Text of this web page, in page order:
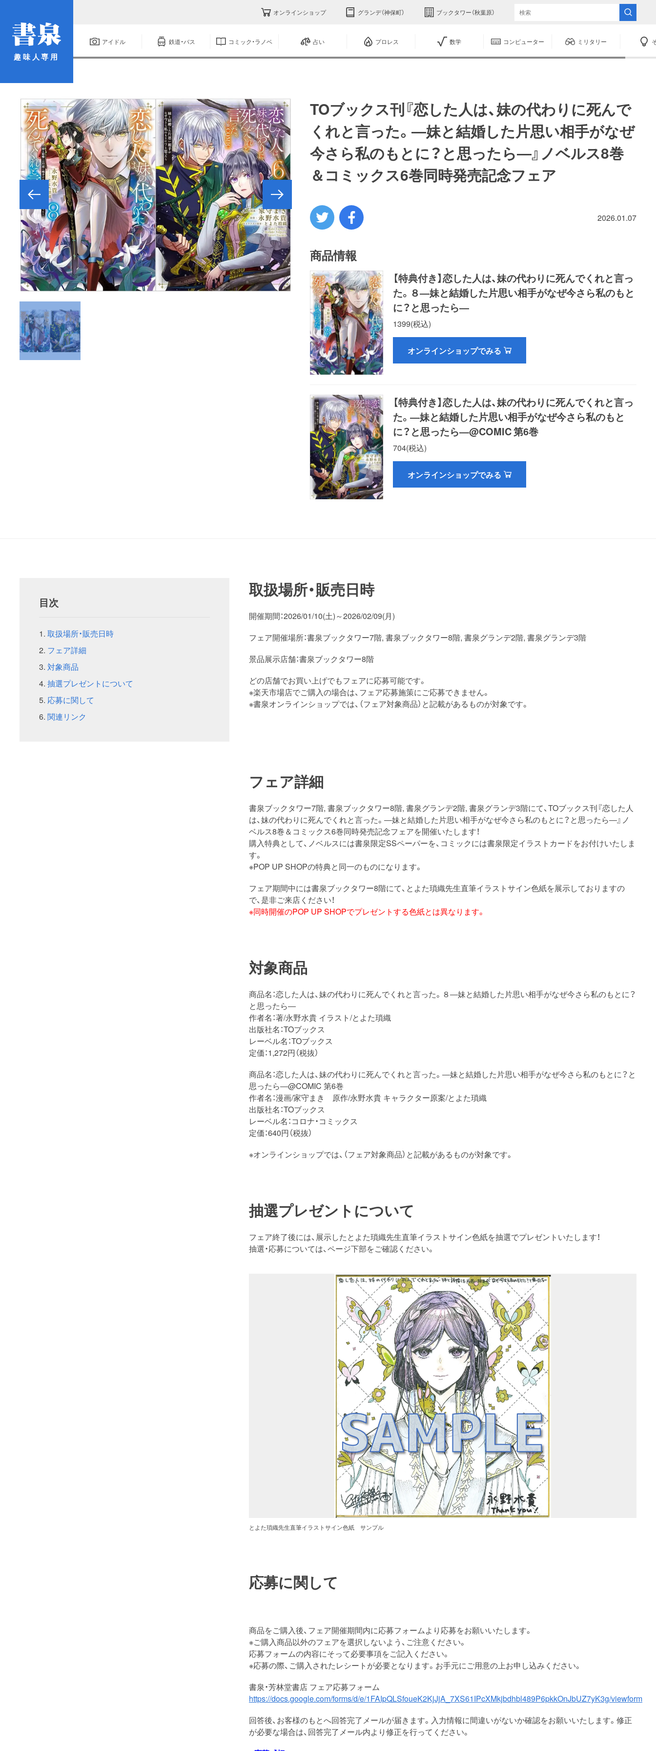
趣味人専用
オンラインショップ グランデ（神保町） ブックタワー（秋葉原）
アイドル 鉄道・バス コミック・ラノベ 占い プロレス 数学 コンピューター ミリタリー
TOブックス刊『恋した人は、妹の代わりに死んで
くれと言った。―妹と結婚した片思い相手がなぜ
今さら私のもとに？と思ったら―』ノベルス8巻
＆コミックス6巻同時発売記念フェア
2026.01.07
商品情報
【特典付き】恋した人は、妹の代わりに死んでくれと言っ
た。８―妹と結婚した片思い相手がなぜ今さら私のもと
に？と思ったら―
1399(税込)
オンラインショップでみる
【特典付き】恋した人は、妹の代わりに死んでくれと言っ
た。―妹と結婚した片思い相手がなぜ今さら私のもと
に？と思ったら―@COMIC 第6巻
704(税込)
オンラインショップでみる
目次
取扱場所・販売日時
フェア詳細
対象商品
抽選プレゼントについて
応募に関して
関連リンク
取扱場所・販売日時
開催期間：2026/01/10(土)～2026/02/09(月)
フェア開催場所：書泉ブックタワー7階, 書泉ブックタワー8階, 書泉グランデ2階, 書泉グランデ3階
景品展示店舗：書泉ブックタワー8階
どの店舗でお買い上げでもフェアに応募可能です。
※楽天市場店でご購入の場合は、フェア応募施策にご応募できません。
※書泉オンラインショップでは、（フェア対象商品）と記載があるものが対象です。
フェア詳細
書泉ブックタワー7階, 書泉ブックタワー8階, 書泉グランデ2階, 書泉グランデ3階にて、TOブックス刊『恋した人
は、妹の代わりに死んでくれと言った。―妹と結婚した片思い相手がなぜ今さら私のもとに？と思ったら―』ノ
ベルス8巻＆コミックス6巻同時発売記念フェアを開催いたします！
購入特典として、ノベルスには書泉限定SSペーパーを、コミックには書泉限定イラストカードをお付けいたしま
す。
※POP UP SHOPの特典と同一のものになります。
フェア期間中には書泉ブックタワー8階にて、とよた瑣織先生直筆イラストサイン色紙を展示しておりますの
で、是非ご来店ください！
※同時開催のPOP UP SHOPでプレゼントする色紙とは異なります。
対象商品
商品名：恋した人は、妹の代わりに死んでくれと言った。８―妹と結婚した片思い相手がなぜ今さら私のもとに？
と思ったら―
作者名：著/永野水貴 イラスト/とよた瑣織
出版社名：TOブックス
レーベル名：TOブックス
定価：1,272円（税抜）
商品名：恋した人は、妹の代わりに死んでくれと言った。―妹と結婚した片思い相手がなぜ今さら私のもとに？と
思ったら―@COMIC 第6巻
作者名：漫画/家守まき 原作/永野水貴 キャラクター原案/とよた瑣織
出版社名：TOブックス
レーベル名：コロナ・コミックス
定価：640円（税抜）
※オンラインショップでは、（フェア対象商品）と記載があるものが対象です。
抽選プレゼントについて
フェア終了後には、展示したとよた瑣織先生直筆イラストサイン色紙を抽選でプレゼントいたします！
抽選・応募については、ページ下部をご確認ください。
とよた瑣織先生直筆イラストサイン色紙 サンプル
応募に関して
商品をご購入後、フェア開催期間内に応募フォームより応募をお願いいたします。
※ご購入商品以外のフェアを選択しないよう、ご注意ください。
応募フォームの内容にそって必要事項をご記入ください。
※応募の際、ご購入されたレシートが必要となります。お手元にご用意の上お申し込みください。
書泉・芳林堂書店 フェア応募フォーム
https://docs.google.com/forms/d/e/1FAIpQLSfoueK2KjJjA_7XS61IPcXMkjbdhbl489P6pkkOnJbUZ7yK3g/viewform
回答後、お客様のもとへ回答完了メールが届きます。入力情報に間違いがないか確認をお願いいたします。修正
が必要な場合は、回答完了メール内より修正を行ってください。